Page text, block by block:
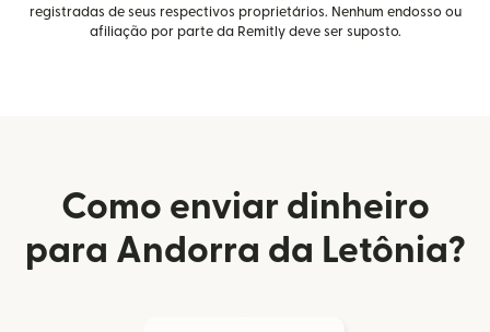
registradas de seus respectivos proprietários. Nenhum endosso ou
afiliação por parte da Remitly deve ser suposto.
Como enviar dinheiro
para Andorra da Letônia?